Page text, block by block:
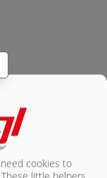
cookies to